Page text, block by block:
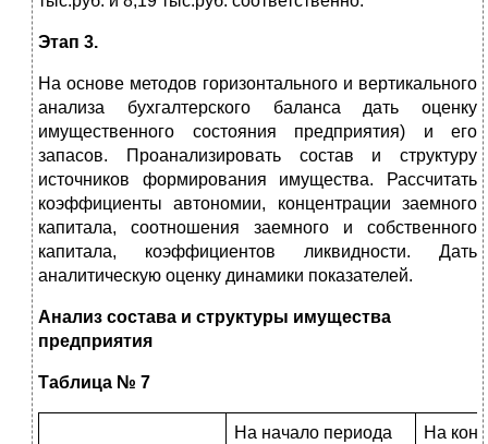
Этап 3.
На основе методов горизонтального и вертикального
анализа бухгалтерского баланса дать оценку
имущественного состояния предприятия) и его
запасов. Проанализировать состав и структуру
источников формирования имущества. Рассчитать
коэффициенты автономии, концентрации заемного
капитала, соотношения заемного и собственного
капитала, коэффициентов ликвидности. Дать
аналитическую оценку динамики показателей.
Анализ состава и структуры имущества
предприятия
Таблица № 7
На начало периода
На